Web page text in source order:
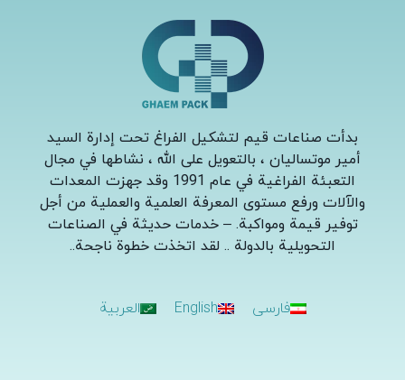
بدأت صناعات قيم لتشكيل الفراغ تحت إدارة السيد
أمير موتساليان ، بالتعويل على الله ، نشاطها في مجال
التعبئة الفراغية في عام 1991 وقد جهزت المعدات
والآلات ورفع مستوى المعرفة العلمية والعملية من أجل
توفير قيمة ومواكبة. – خدمات حديثة في الصناعات
التحويلية بالدولة .. لقد اتخذت خطوة ناجحة..
فارسی English العربية